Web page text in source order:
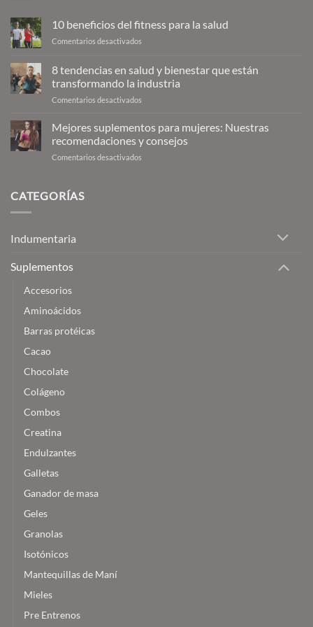
10 beneficios del fitness para la salud
Comentarios desactivados
del
fitness
salud
8 tendencias en salud y bienestar que están
transformando la industria
Comentarios desactivados
tendencias
en
salud
Mejores suplementos para mujeres: Nuestras
recomendaciones y consejos
Comentarios desactivados
CATEGORÍAS
Indumentaria
Suplementos
Accesorios
Aminoácidos
Barras protéicas
Cacao
Chocolate
Colágeno
Combos
Creatina
Endulzantes
Galletas
Ganador de masa
Geles
Granolas
Isotónicos
Mantequillas de Maní
Mieles
Pre Entrenos